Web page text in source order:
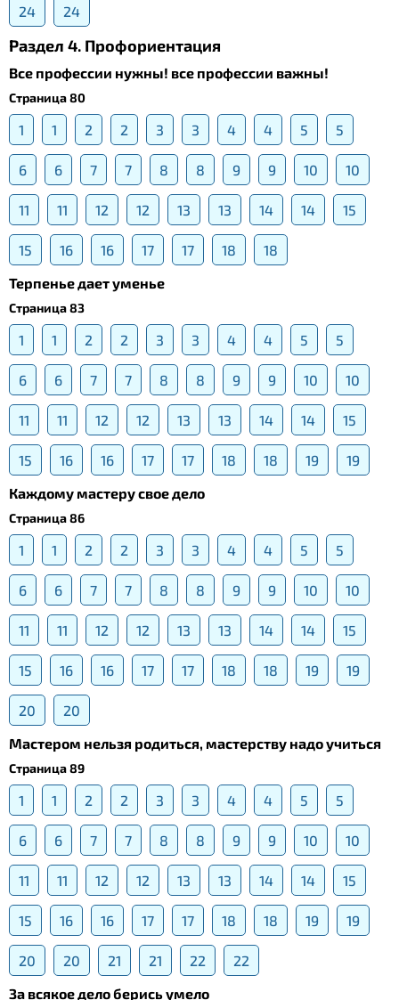
24 24
Раздел 4. Профориентация
Все профессии нужны! все профессии важны!
Страница 80
1 1 2 2 3 3 4 4 5 5
6 6 7 7 8 8 9 9 10 10
11 11 12 12 13 13 14 14 15
15 16 16 17 17 18
18
Терпенье дает уменье
Страница 83
1 1 2 2 3 3 4 4 5 5
6 6 7 7 8 8 9 9 10 10
11 11 12 12 13 13 14 14 15
15 16 16 17 17 18 18 19
19
Каждому мастеру свое дело
Страница 86
1 1 2 2 3 3 4 4 5 5
6 6 7 7 8 8 9 9 10 10
11 11 12 12 13 13 14 14 15
15 16 16 17 17 18 18 19 19
20
20
Мастером нельзя родиться, мастерству надо учиться
Страница 89
1 1 2 2 3 3 4 4 5 5
6 6 7 7 8 8 9 9 10 10
11 11 12 12 13 13 14 14 15
15 16 16 17 17 18 18 19 19
20 20 21 21 22
22
За всякое дело берись умело